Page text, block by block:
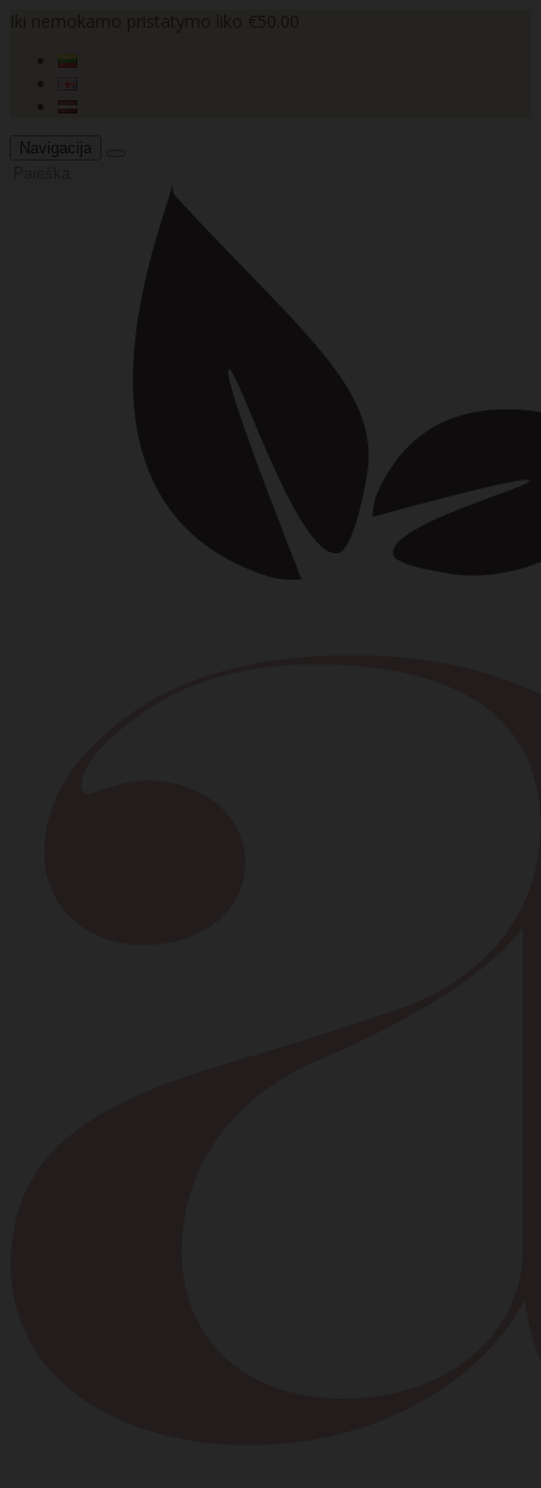
Navigacija